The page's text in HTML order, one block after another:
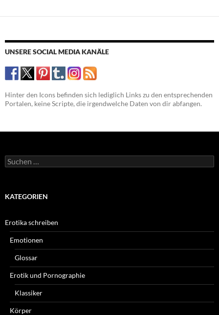
UNSERE SOCIAL MEDIA KANÄLE
Hinter den Icons befinden sich lediglich Links zu den entsprechenden
Portalen, keine Scripte, die irgendwelche Daten von dir abfangen.
Suchen
nach:
KATEGORIEN
Erotika schreiben
Emotionen
Glossar
Erotik und Pornographie
Klassiker
Körper